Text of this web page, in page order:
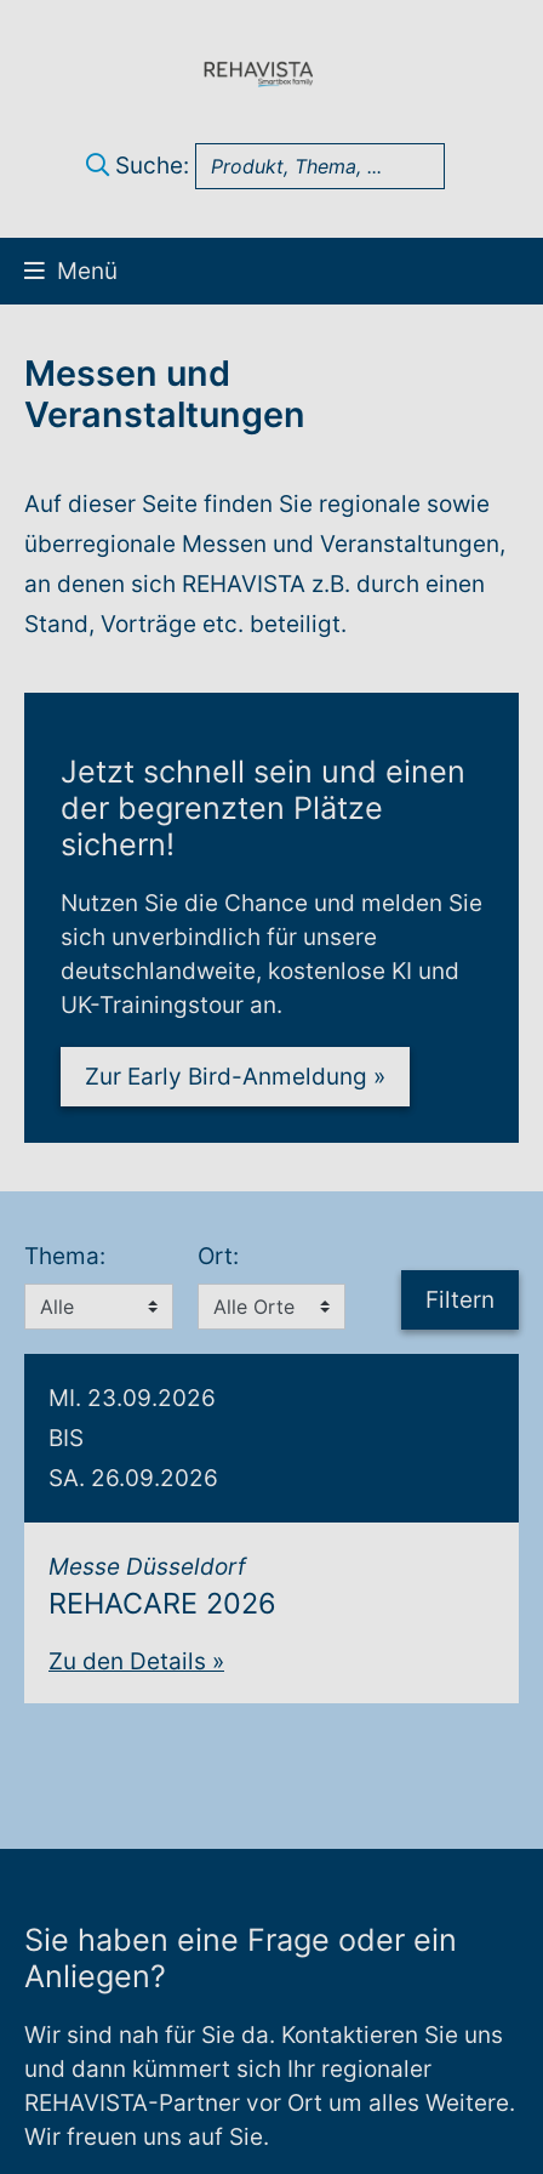
Suche:
Menü
UK Infothek
Technik-Support
Leichte Sprache
Newsletter
Beratungsanfrage
Anmelden
Warenkorb: 0
Messen und
Veranstaltungen
Auf dieser Seite finden Sie regionale sowie
überregionale Messen und Veranstaltungen,
an denen sich REHAVISTA z.B. durch einen
Stand, Vorträge etc. beteiligt.
Jetzt schnell sein und einen
der begrenzten Plätze
sichern!
Nutzen Sie die Chance und melden Sie
sich unverbindlich für unsere
deutschlandweite, kostenlose KI und
UK-Trainingstour an.
Zur Early Bird-Anmeldung »
Thema:
Ort:
Filtern
MI. 23.09.2026
BIS
SA. 26.09.2026
Messe Düsseldorf
REHACARE 2026
Zu den Details »
Sie haben eine Frage oder ein
Anliegen?
Wir sind nah für Sie da. Kontaktieren Sie uns
und dann kümmert sich Ihr regionaler
REHAVISTA-Partner vor Ort um alles Weitere.
Wir freuen uns auf Sie.